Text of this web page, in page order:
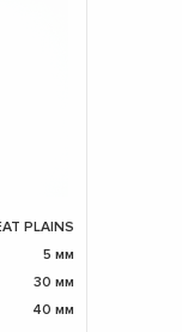
PLAINS
5 мм
30 мм
40 мм